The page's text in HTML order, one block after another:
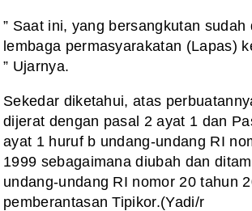
” Saat ini, yang bersangkutan sudah
lembaga permasyarakatan (Lapas)
” Ujarnya.
Sekedar diketahui, atas
dijerat dengan pasal 2 ayat 1 dan
ayat 1 huruf b undang-undang RI
1999 sebagaimana diubah dan
undang-undang RI nomor 20 tahun
pemberantasan Tipikor.(Yadi/r